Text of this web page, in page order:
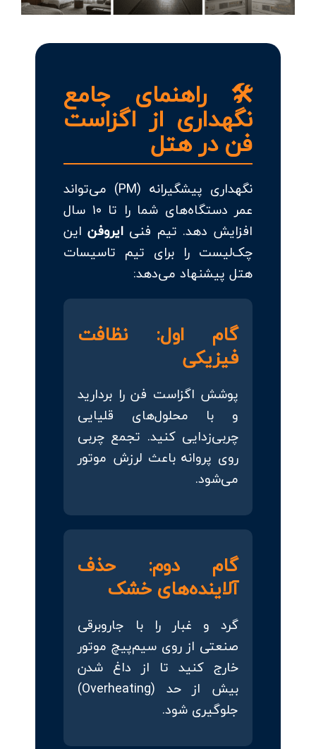
🛠 راهنمای جامع
نگهداری از اگزاست
فن در هتل
نگهداری پیشگیرانه (PM) می‌تواند
عمر دستگاه‌های شما را تا ۱۰ سال
افزایش دهد. تیم فنی ایروفناین
چک‌لیست را برای تیم تاسیسات
هتل پیشنهاد می‌دهد:
گام اول: نظافت
فیزیکی
پوشش اگزاست فن را بردارید
و با محلول‌های قلیایی
چربی‌زدایی کنید. تجمع چربی
روی پروانه باعث لرزش موتور
می‌شود.
گام دوم: حذف
آلاینده‌های خشک
گرد و غبار را با جاروبرقی
صنعتی از روی سیم‌پیچ موتور
خارج کنید تا از داغ شدن
بیش از حد (Overheating)
جلوگیری شود.